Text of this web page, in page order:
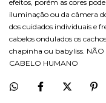
efeitos, porém as cores
iluminação ou da câmera
dos cuidados individuais e
cabelos ondulados os
chapinha ou babyliss. NÃO
CABELO HUMANO